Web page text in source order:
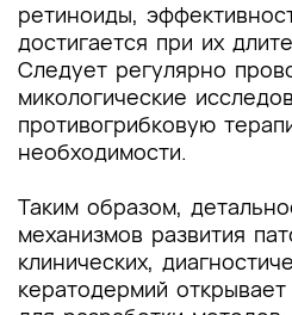
ретиноиды,
достигается при их
Следует регулярно
микологические
противогрибковую
необходимости.
Таким образом,
механизмов развития
клинических,
кератодермий